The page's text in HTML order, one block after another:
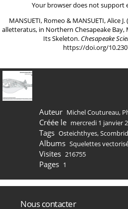
Your browser does not support
MANSUETI, Romeo & MANSUETI, Alice
alletteratus, in Northern Chesapeake
Its Skeleton. Chesapeake
https://doi.org/
Auteur Michel Coutureau,
Créée le mercredi 1 janvier
Tags Osteichthyes,
Albums Squelettes
Visites 216755
Pages 1
Nous contacter